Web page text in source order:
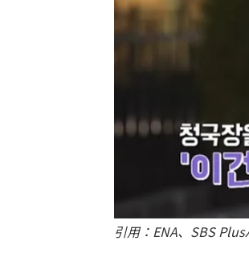
引用：ENA、SBS Plus